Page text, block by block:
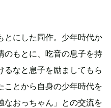
とにした同作。少年時代か
のもとに、吃音の息子を持
るなと息子を励ましてもら
ことから自身の少年時代を
なおっちゃん」との交流を